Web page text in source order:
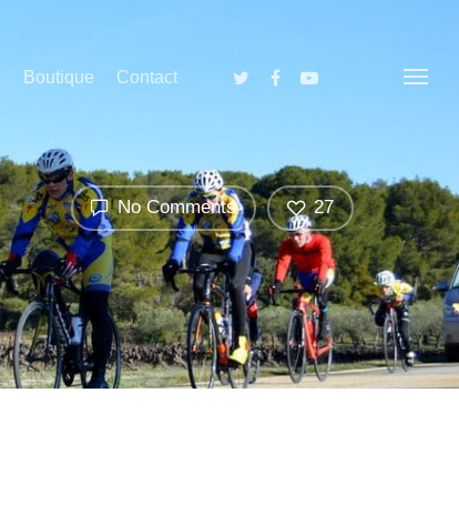
Boutique Contact
No Comments 27